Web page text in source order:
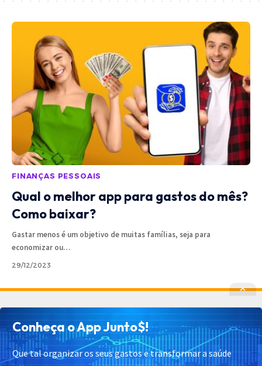
FINANÇAS PESSOAIS
Qual o melhor app para gastos do mês?
Como baixar?
Gastar menos é um objetivo de muitas famílias, seja para
economizar ou…
29/12/2023
Termos de Uso Contato Cadastrar Quem Somos
Conheça o App Junto$!
Que tal organizar os seus gastos e transformar a saúde